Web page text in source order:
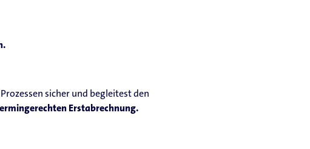
sicher und begleitest den
Erstabrechnung.